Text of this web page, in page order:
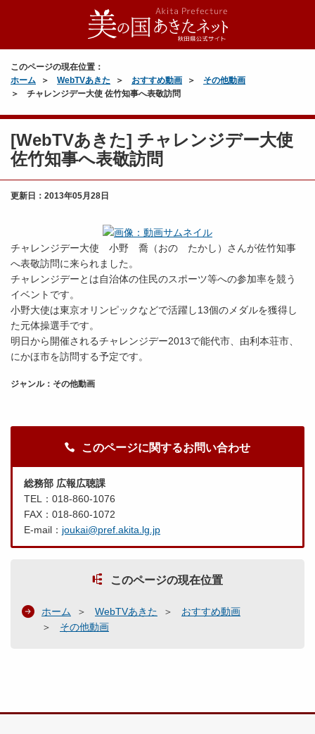
このページの現在位置：
ホーム
WebTVあきた おすすめ動画
その他動画
チャレンジデー大使 佐竹知事へ表敬訪問
[WebTVあきた] チャレンジデー大使
佐竹知事へ表敬訪問
更新日： 2013年05月28日
チャレンジデー大使 小野 喬（おの たかし）さんが佐竹知事
へ表敬訪問に来られました。
チャレンジデーとは自治体の住民のスポーツ等への参加率を競う
イベントです。
小野大使は東京オリンピックなどで活躍し13個のメダルを獲得し
た元体操選手です。
明日から開催されるチャレンジデー2013で能代市、由利本荘市、
にかほ市を訪問する予定です。
ジャンル：その他動画
このページに関するお問い合わせ
総務部 広報広聴課
TEL：018-860-1076
FAX：018-860-1072
E-mail： joukai@pref.akita.lg.jp
このページの現在位置
ホーム WebTVあきた
おすすめ動画
その他動画